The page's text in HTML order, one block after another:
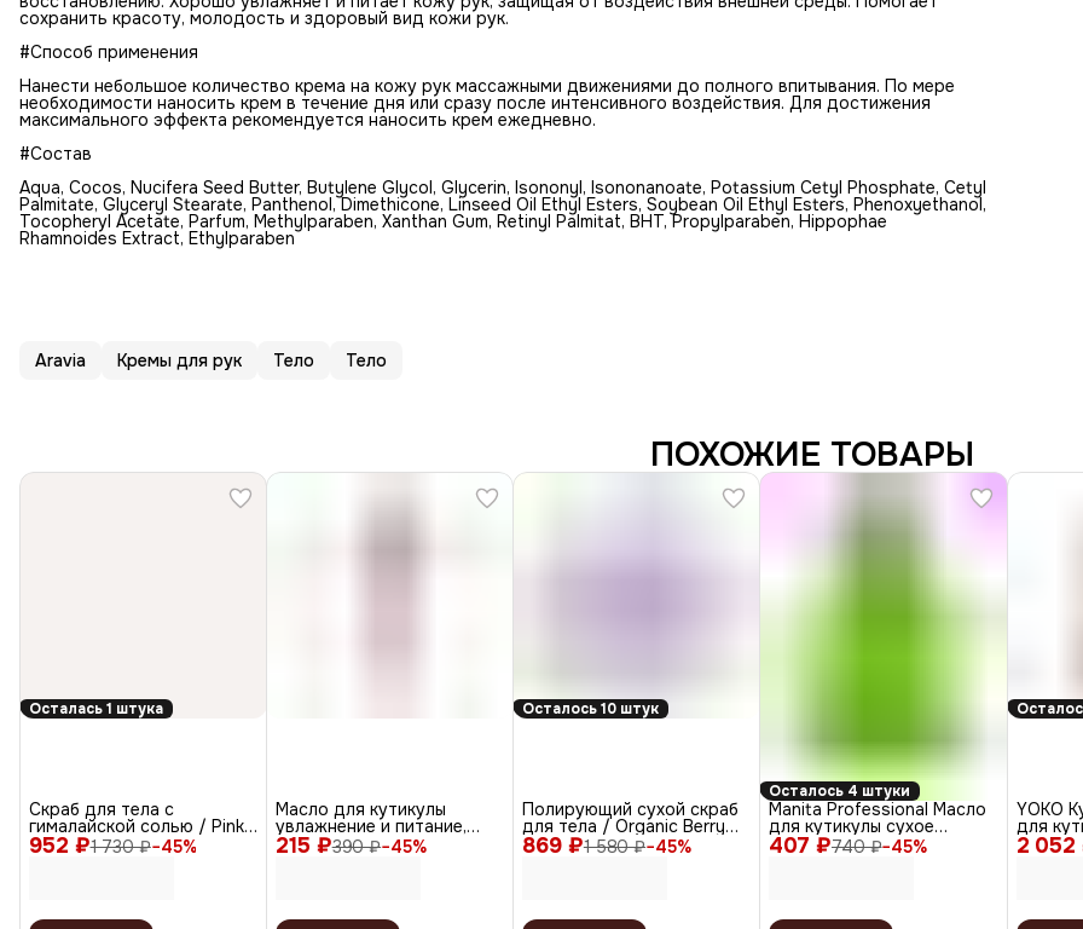
сохранить красоту, молодость и здоровый вид кожи рук.
#Способ применения
Нанести небольшое количество крема на кожу рук массажными движениями до полного впитывания. По мере
необходимости наносить крем в течение дня или сразу после интенсивного воздействия. Для достижения
максимального эффекта рекомендуется наносить крем ежедневно.
#Состав
Aqua, Cocos, Nucifera Seed Butter, Butylene Glycol, Glycerin, Isononyl, Isononanoate, Potassium Cetyl Phosphate, Cetyl
Palmitate, Glyceryl Stearate, Panthenol, Dimethicone, Linseed Oil Ethyl Esters, Soybean Oil Ethyl Esters, Phenoxyethanol,
Тосоphеrуl Асеtаte, Parfum, Methylparaben, Xanthan Gum, Retinyl Palmitat, BHT, Propylparaben, Hippophae
Rhamnoides Extract, Ethylparaben
Aravia Кремы для рук Тело Тело
ПОХОЖИЕ ТОВАРЫ
Осталась 1 штука
952 ₽1 730 ₽−45%
Скраб для тела с
гималайской солью / Pink
Grapefruit 215 ₽390 ₽−45%
Масло для кутикулы
увлажнение и питание,
аромат роза, 12 мл
Осталось 10 штук
869 ₽1 580 ₽−45%
Полирующий сухой скраб
для тела / Organic Berry
Polish
Осталось 4 штуки
407 ₽740 ₽−45%
Manita Professional Масло
для кутикулы сухое
укрепляющее с шиммером
/ Green Tea, 50 мл
2 052
YOKO
для
048-5,